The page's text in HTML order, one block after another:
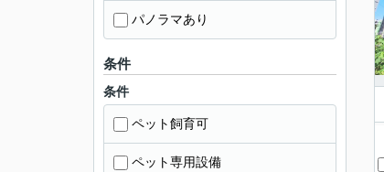
パノラマあり
条件
条件
ペット飼育可
ペット専用設備